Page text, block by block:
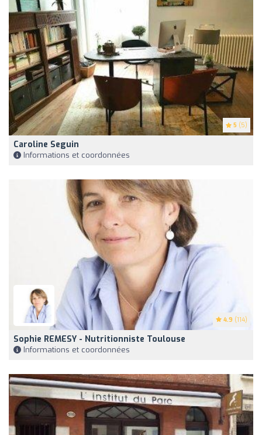
5 (5)
Caroline Seguin
Informations et coordonnées
4.9 (114)
Sophie REMESY - Nutritionniste Toulouse
Informations et coordonnées